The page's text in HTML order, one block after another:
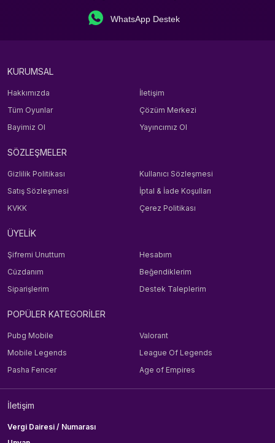
WhatsApp Destek
KURUMSAL
Hakkımızda
İletişim
Tüm Oyunlar
Çözüm Merkezi
Bayimiz Ol
Yayıncımız Ol
SÖZLEŞMELER
Gizlilik Politikası
Kullanıcı Sözleşmesi
Satış Sözleşmesi
İptal & İade Koşulları
KVKK
Çerez Politikası
ÜYELİK
Şifremi Unuttum
Hesabım
Cüzdanım
Beğendiklerim
Siparişlerim
Destek Taleplerim
POPÜLER KATEGORİLER
Pubg Mobile
Valorant
Mobile Legends
League Of Legends
Pasha Fencer
Age of Empires
İletişim
Vergi Dairesi / Numarası